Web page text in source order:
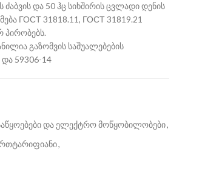
და 50 ჰც სიხშირის ცვლადი დენის
ГОСТ 31818.11, ГОСТ 31819.21
პირობებს.
გაზომვის საშუალებების
59306-14
და ელექტრო მოწყობილობები,
,